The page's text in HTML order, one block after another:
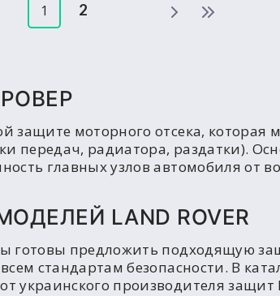
1 2
защите моторного отсека, которая
передач, радиатора, раздатки).
главных узлов автомобиля от
LAND ROVER
готовы предложить подходящую
стандартам безопасности. В
украинского производителя защит